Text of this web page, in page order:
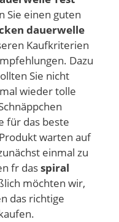
Sie einen guten
dauerwelle
Kaufkriterien
Dazu
Sie nicht
wieder tolle
für das beste
warten auf
einmal zu
fr dasspiral
möchten wir,
das richtige